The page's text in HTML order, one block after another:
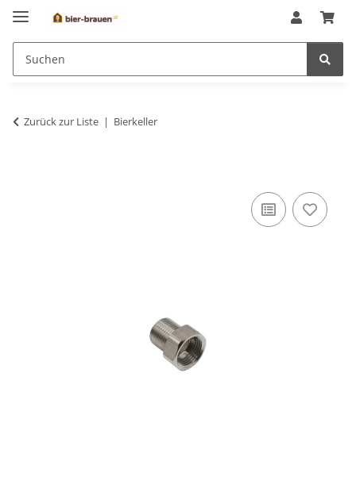
Zurück zur Liste Bierkeller